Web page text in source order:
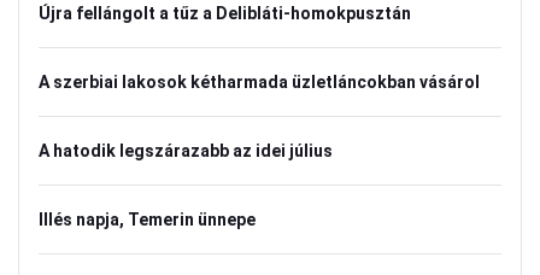
Újra fellángolt a tűz a Delibláti-homokpusztán
A szerbiai lakosok kétharmada üzletláncokban vásárol
A hatodik legszárazabb az idei július
Illés napja, Temerin ünnepe